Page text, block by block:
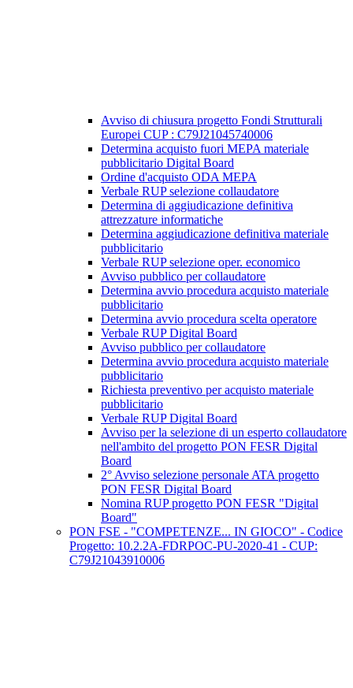
Avviso di chiusura progetto Fondi Strutturali
Europei CUP : C79J21045740006
Determina acquisto fuori MEPA materiale
pubblicitario Digital Board
Ordine d'acquisto ODA MEPA
Verbale RUP selezione collaudatore
Determina di aggiudicazione definitiva
attrezzature informatiche
Determina aggiudicazione definitiva materiale
pubblicitario
Verbale RUP selezione oper. economico
Avviso pubblico per collaudatore
Determina avvio procedura acquisto materiale
pubblicitario
Determina avvio procedura scelta operatore
Verbale RUP Digital Board
Avviso pubblico per collaudatore
Determina avvio procedura acquisto materiale
pubblicitario
Richiesta preventivo per acquisto materiale
pubblicitario
Verbale RUP Digital Board
Avviso per la selezione di un esperto collaudatore
nell'ambito del progetto PON FESR Digital
Board
2° Avviso selezione personale ATA progetto
PON FESR Digital Board
Nomina RUP progetto PON FESR "Digital
Board"
PON FSE - "COMPETENZE... IN GIOCO" - Codice
Progetto: 10.2.2A-FDRPOC-PU-2020-41 - CUP:
C79J21043910006